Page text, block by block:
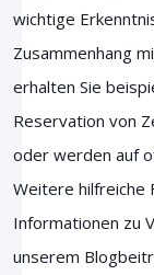
wichtige
Zusammenhang
erhalten Sie
Reservation von
oder werden auf
Weitere hilfreiche
Informationen zu
unserem